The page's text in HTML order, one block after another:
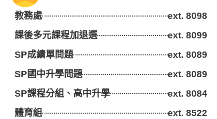
教務處
ext. 8098
課後多元課程加退選
ext. 8099
SP成績單問題
ext. 8089
SP國中升學問題
ext. 8089
SP課程分組、高中升學
ext. 8084
體育組
ext. 8522